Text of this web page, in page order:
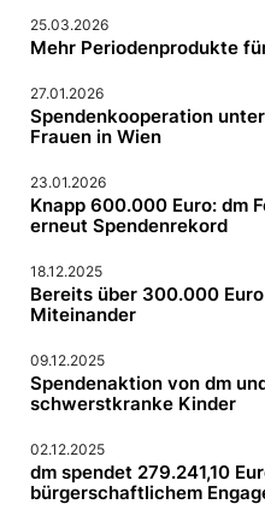
25.03.2026
Mehr Periodenprodukte
27.01.2026
Spendenkooperation
Frauen in Wien
23.01.2026
Knapp 600.000 Euro: dm
erneut Spendenrekord
18.12.2025
Bereits über 300.000
Miteinander
09.12.2025
Spendenaktion von dm
schwerstkranke Kinder
02.12.2025
dm spendet 279.241,10
bürgerschaftlichem